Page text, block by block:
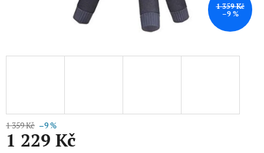
1 359 Kč
–9 %
1 359 Kč –9 %
1 229 Kč